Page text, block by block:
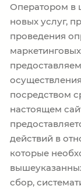
Оператором в
новых услуг,
проведения
посредством
настоящем
действий в
которые
сбор,